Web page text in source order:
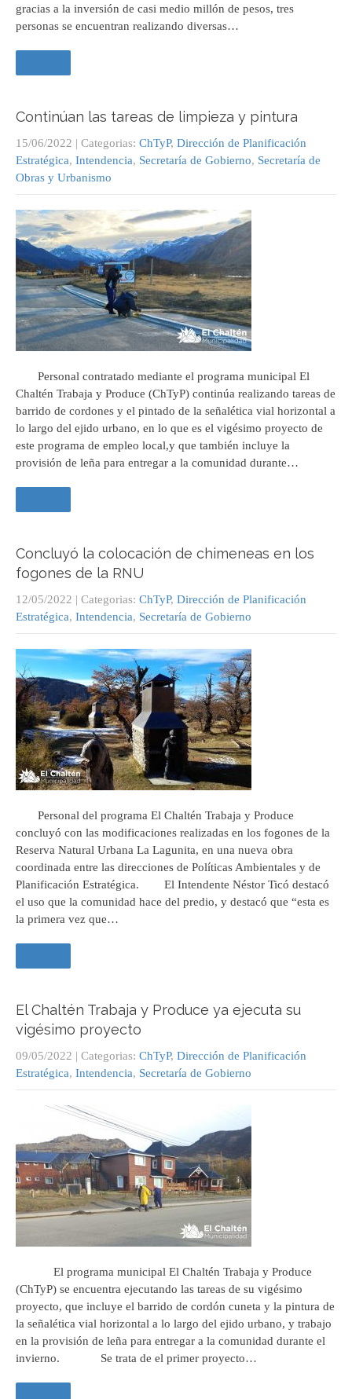
gracias a la inversión de casi medio millón de pesos, tres
personas se encuentran realizando diversas…
Continúan las tareas de limpieza y pintura
15/06/2022 | Categorias: ChTyP, Dirección de Planificación
Estratégica, Intendencia, Secretaría de Gobierno, Secretaría de
Obras y Urbanismo
Personal contratado mediante el programa municipal El
Chaltén Trabaja y Produce (ChTyP) continúa realizando tareas de
barrido de cordones y el pintado de la señalética vial horizontal a
lo largo del ejido urbano, en lo que es el vigésimo proyecto de
este programa de empleo local,y que también incluye la
provisión de leña para entregar a la comunidad durante…
Concluyó la colocación de chimeneas en los
fogones de la RNU
12/05/2022 | Categorias: ChTyP, Dirección de Planificación
Estratégica, Intendencia, Secretaría de Gobierno
Personal del programa El Chaltén Trabaja y Produce
concluyó con las modificaciones realizadas en los fogones de la
Reserva Natural Urbana La Lagunita, en una nueva obra
coordinada entre las direcciones de Políticas Ambientales y de
Planificación Estratégica. El Intendente Néstor Ticó destacó
el uso que la comunidad hace del predio, y destacó que “esta es
la primera vez que…
El Chaltén Trabaja y Produce ya ejecuta su
vigésimo proyecto
09/05/2022 | Categorias: ChTyP, Dirección de Planificación
Estratégica, Intendencia, Secretaría de Gobierno
El programa municipal El Chaltén Trabaja y Produce
(ChTyP) se encuentra ejecutando las tareas de su vigésimo
proyecto, que incluye el barrido de cordón cuneta y la pintura de
la señalética vial horizontal a lo largo del ejido urbano, y trabajo
en la provisión de leña para entregar a la comunidad durante el
invierno. Se trata de el primer proyecto…